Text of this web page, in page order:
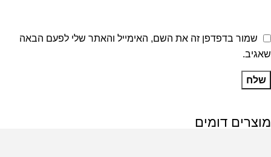
שמור בדפדפן זה את השם, האימייל והאתר שלי לפעם הבאה
שאגיב.
מוצרים דומים